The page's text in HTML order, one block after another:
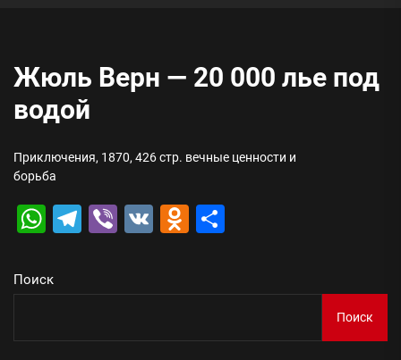
Жюль Верн — 20 000 лье под
водой
Приключения, 1870, 426 стр. вечные ценности и
борьба
WhatsApp
Telegram
Viber
VK Odnoklassniki
Поиск
Поиск